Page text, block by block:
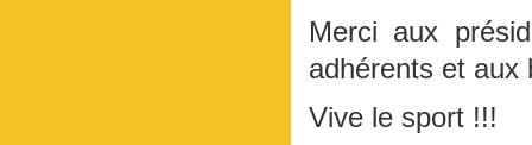
Merci aux
adhérents et aux
Vive le sport !!!